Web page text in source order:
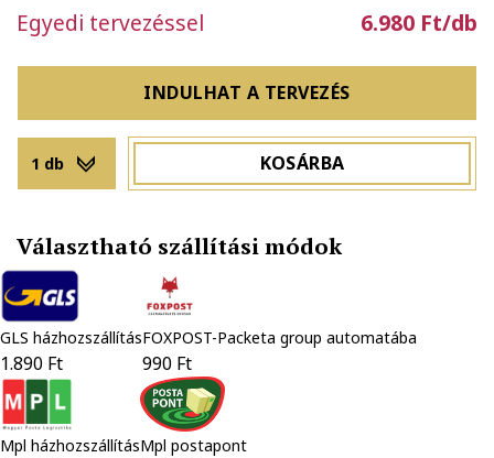
Egyedi tervezéssel
6.980 Ft/db
INDULHAT A TERVEZÉS
1 db KOSÁRBA
Választható szállítási módok
GLS házhozszállítás
1.890 Ft
FOXPOST-Packeta group automatába
990 Ft
Mpl házhozszállításMpl postapont